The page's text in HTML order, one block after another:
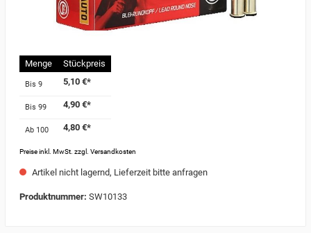
Menge Stückpreis
Bis 9 5,10 €*
Bis 99 4,90 €*
Ab 100 4,80 €*
Preise inkl. MwSt. zzgl. Versandkosten
Artikel nicht lagernd, Lieferzeit bitte anfragen
Produktnummer: SW10133